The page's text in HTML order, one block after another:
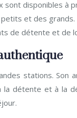
disponibles à
et des grands.
de détente et de
stations. Son
détente et à la